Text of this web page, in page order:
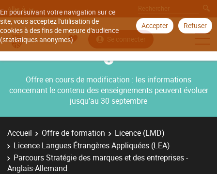
En poursuivant votre navigation sur ce
site, vous acceptez l'utilisation de
cookies à des fins de mesure d'audience
(statistiques anonymes).
Accepter Refuser
Aller à
Se connecter
Offre en cours de modification : les informations
concernant le contenu des enseignements peuvent évoluer
jusqu’au 30 septembre
Accueil Offre de formation
Licence (LMD)
Licence Langues Étrangères Appliquées (LEA)
Parcours Stratégie des marques et des entreprises -
Anglais-Allemand